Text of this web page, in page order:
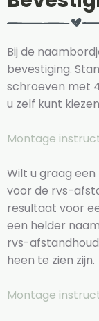
Bij de
bevestiging.
schroeven met
u zelf kunt
Montage
Wilt u graag
voor de rvs-
resultaat voor
een helder
rvs-
heen te zien zijn.
Montage